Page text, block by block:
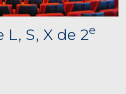
L, S, X de 2e